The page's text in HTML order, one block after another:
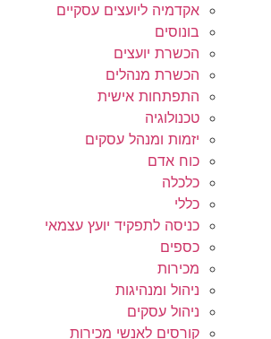
אקדמיה ליועצים עסקיים
בונוסים
הכשרת יועצים
הכשרת מנהלים
התפתחות אישית
טכנולוגיה
יזמות ומנהל עסקים
כוח אדם
כלכלה
כללי
כניסה לתפקיד יועץ עצמאי
כספים
מכירות
ניהול ומנהיגות
ניהול עסקים
קורסים לאנשי מכירות